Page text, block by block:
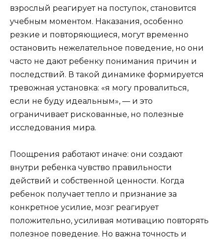
взрослый реагирует на поступок, становится
учебным моментом. Наказания, особенно
резкие и повторяющиеся, могут временно
остановить нежелательное поведение, но они
часто не дают ребенку понимания причин и
последствий. В такой динамике формируется
тревожная установка: «я могу провалиться,
если не буду идеальным», — и это
ограничивает рискованные, но полезные
исследования мира.
Поощрения работают иначе: они создают
внутри ребенка чувство правильности
действий и собственной ценности. Когда
ребенок получает тепло и признание за
конкретное усилие, мозг реагирует
положительно, усиливая мотивацию повторять
полезное поведение. Но важна точность и